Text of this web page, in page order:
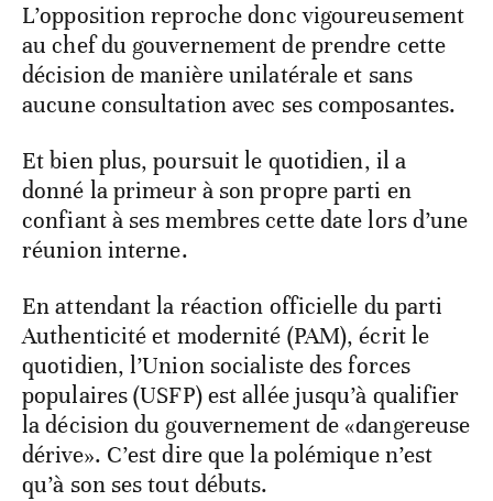
L’opposition reproche donc vigoureusement
au chef du gouvernement de prendre cette
décision de manière unilatérale et sans
aucune consultation avec ses composantes.
Et bien plus, poursuit le quotidien, il a
donné la primeur à son propre parti en
confiant à ses membres cette date lors d’une
réunion interne.
En attendant la réaction officielle du parti
Authenticité et modernité (PAM), écrit le
quotidien, l’Union socialiste des forces
populaires (USFP) est allée jusqu’à qualifier
la décision du gouvernement de «dangereuse
dérive». C’est dire que la polémique n’est
qu’à son ses tout débuts.